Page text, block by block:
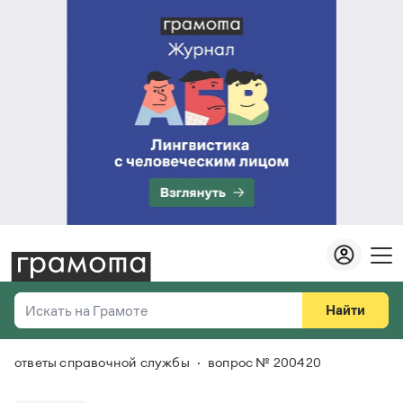
Искать на Грамоте
Справочная служба
Найти
Везде
ответы справочной службы вопрос № 200420